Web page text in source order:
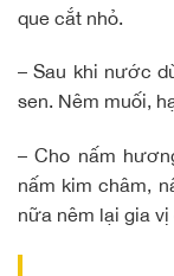
que cắt nhỏ.
– Sau khi nước
sen. Nêm muối,
– Cho nấm
nấm kim châm,
nữa nêm lại gia